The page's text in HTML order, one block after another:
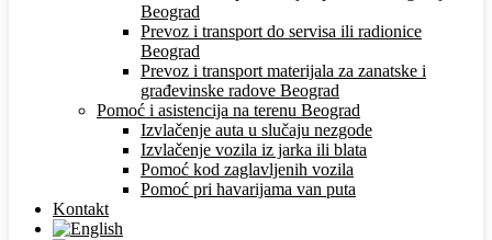
Beograd
Prevoz i transport do servisa ili radionice
Beograd
Prevoz i transport materijala za zanatske i
građevinske radove Beograd
Pomoć i asistencija na terenu Beograd
Izvlačenje auta u slučaju nezgode
Izvlačenje vozila iz jarka ili blata
Pomoć kod zaglavljenih vozila
Pomoć pri havarijama van puta
Kontakt